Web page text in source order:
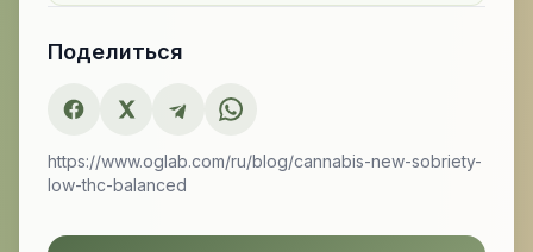
Поделиться
https://www.oglab.com/ru/blog/cannabis-new-sobriety-
low-thc-balanced